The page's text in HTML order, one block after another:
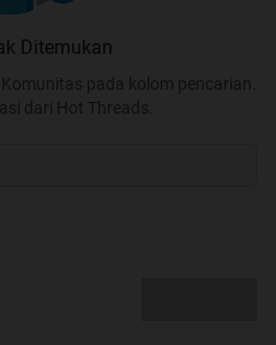
Ditemukan
pada kolom pencarian.
dari Hot Threads.